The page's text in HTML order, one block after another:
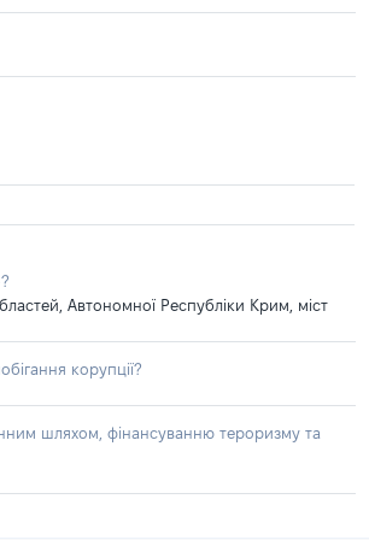
Автономної Республіки Крим, міст
корупції?
шляхом, фінансуванню тероризму та